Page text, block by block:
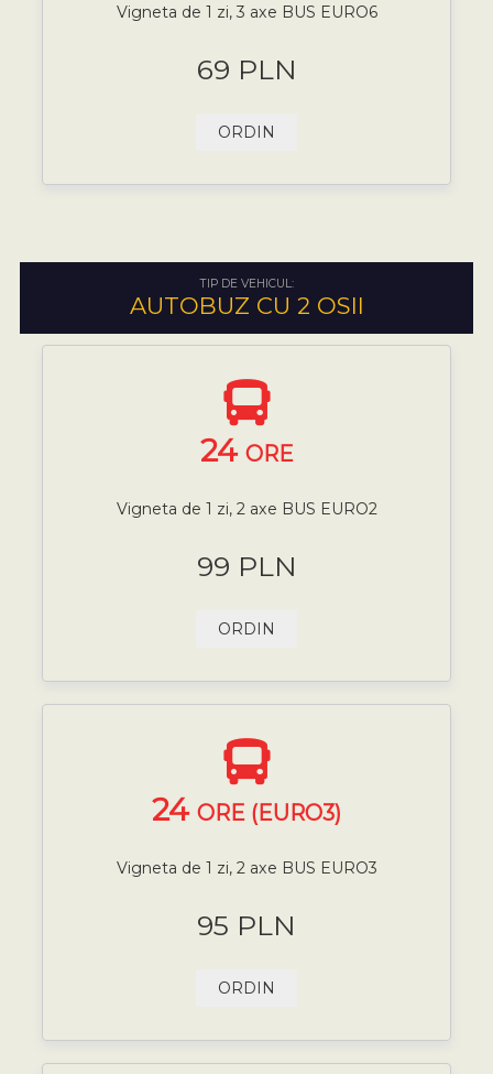
Vigneta de 1 zi, 3 axe BUS EURO6
69 PLN
ORDIN
TIP DE VEHICUL:
AUTOBUZ CU 2 OSII
24 ORE
Vigneta de 1 zi, 2 axe BUS EURO2
99 PLN
ORDIN
24 ORE (EURO3)
Vigneta de 1 zi, 2 axe BUS EURO3
95 PLN
ORDIN